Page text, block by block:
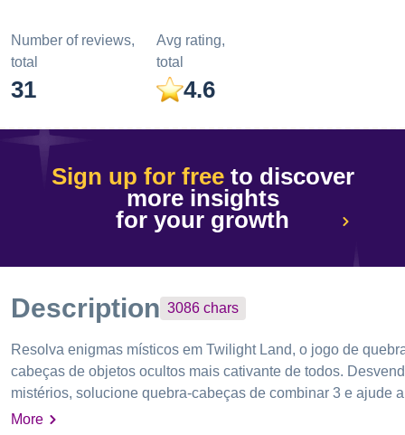
Number of reviews,
total
31
Avg rating,
total
4.6
Sign up for freeto discover
more insights
for your growth
Description 3086 chars
Resolva enigmas místicos em Twilight Land, o jogo de
cabeças de objetos ocultos mais cativante de todos.
mistérios, solucione quebra-cabeças de combinar 3 e ajude a
recuperar uma pequena cidade enquanto desbloqueia bônus.
More